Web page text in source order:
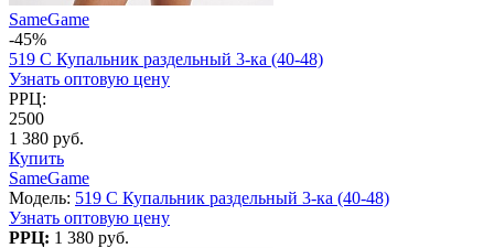
SameGame
-45%
519 C Купальник раздельный 3-ка (40-48)
Узнать оптовую цену
РРЦ:
2500
1 380 руб.
Купить
SameGame
Модель: 519 C Купальник раздельный 3-ка (40-48)
Узнать оптовую цену
РРЦ: 1 380 руб.